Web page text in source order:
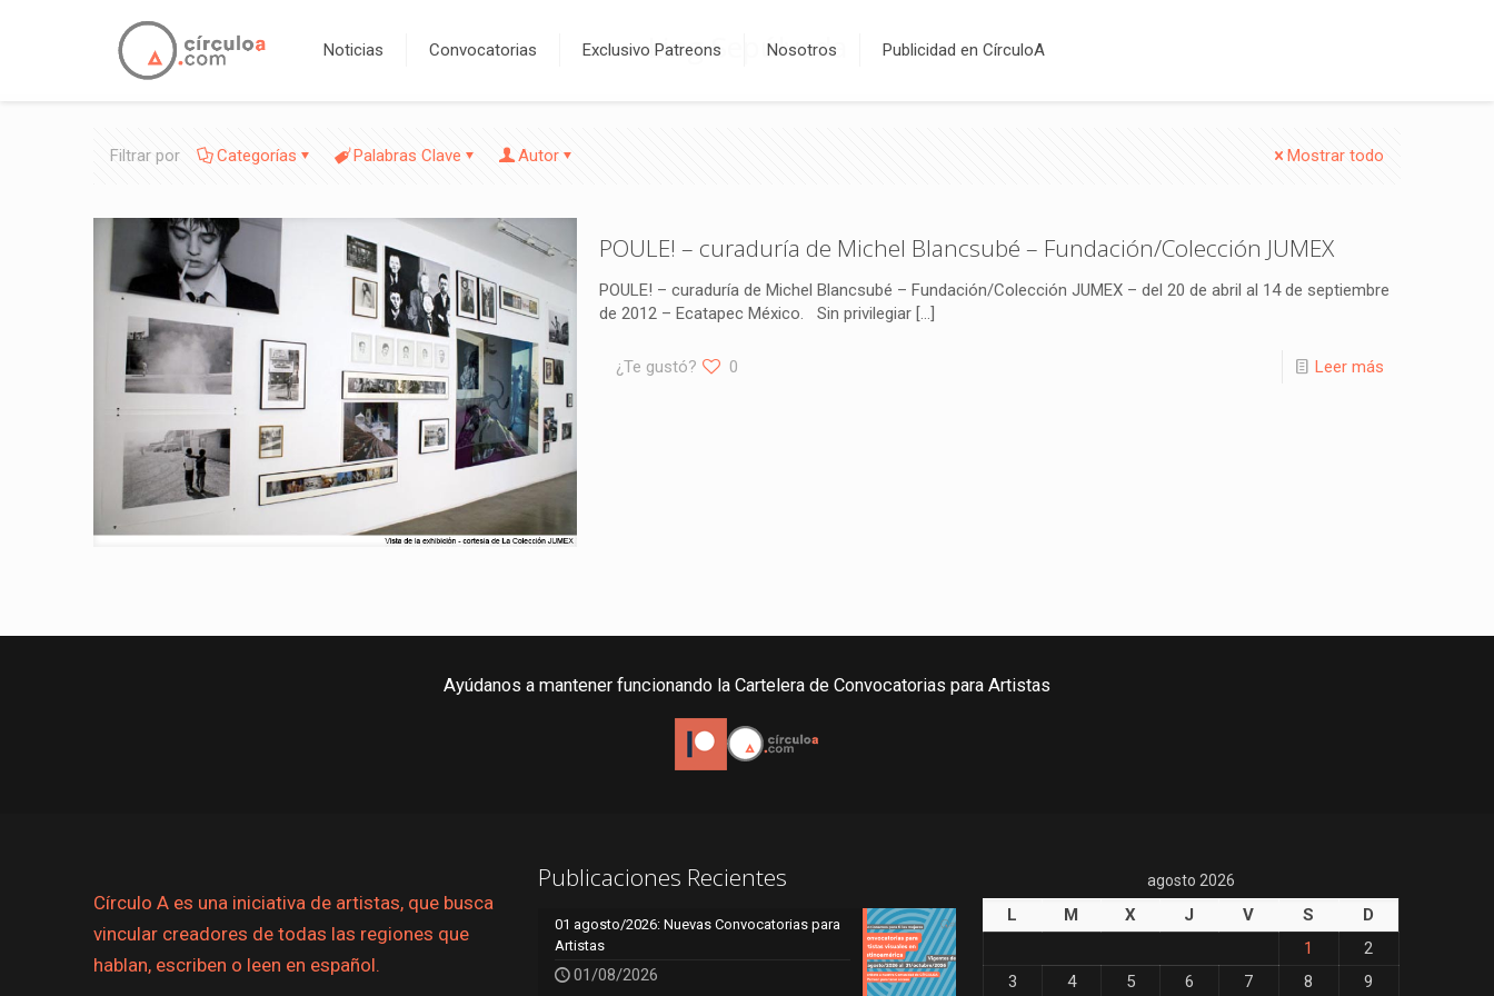
Noticias Convocatorias Exclusivo Patreons Nosotros Publicidad en CírculoA
Ling Sepúlveda
Filtrar por Categorías Palabras Clave Autor Mostrar todo
POULE! – curaduría de Michel Blancsubé – Fundación/Colección JUMEX
POULE! – curaduría de Michel Blancsubé – Fundación/Colección JUMEX – del 20 de abril al 14 de septiembre
de 2012 – Ecatapec México. Sin privilegiar […]
¿Te gustó? 0 Leer más
Ayúdanos a mantener funcionando la Cartelera de Convocatorias para Artistas
Círculo A es una iniciativa de artistas, que busca
vincular creadores de todas las regiones que
hablan, escriben o leen en español.
Publicaciones Recientes
01 agosto/2026: Nuevas Convocatorias para
Artistas
01/08/2026
agosto 2026
L M X J V S
D
1
2
3
4 5 6 7 8 9